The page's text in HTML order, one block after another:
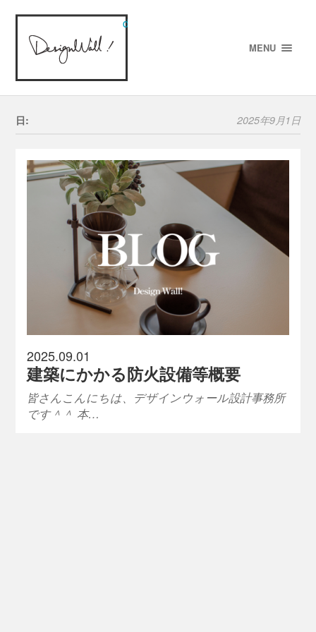
designWALL!
MENU
日: 2025年9月1日
2025.09.01
建築にかかる防火設備等概要
皆さんこんにちは、デザインウォール設計事務所
です＾＾ 本…